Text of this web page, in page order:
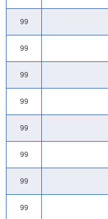
99
99
99
99
99
99
99
99